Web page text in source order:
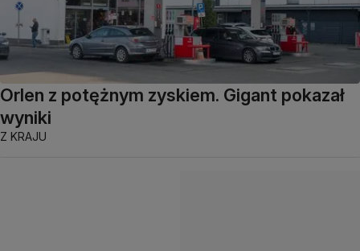
Orlen z potężnym zyskiem. Gigant pokazał
wyniki
Z KRAJU